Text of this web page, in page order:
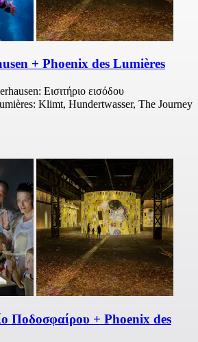
+ Phoenix des Lumières
Εισιτήριο εισόδου
Klimt, Hundertwasser, The Journey
Ποδοσφαίρου + Phoenix des